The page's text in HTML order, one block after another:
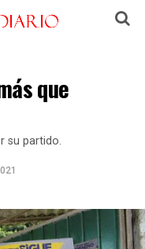
que
su partido.